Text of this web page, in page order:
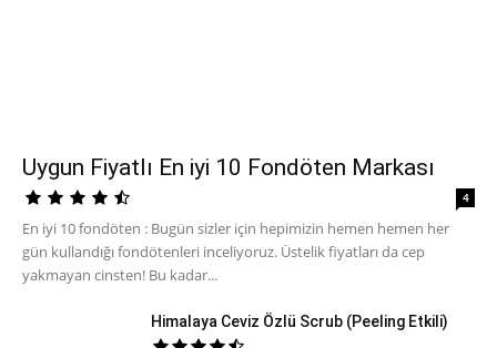
Uygun Fiyatlı En iyi 10 Fondöten Markası
4
En iyi 10 fondöten : Bugün sizler için hepimizin hemen hemen her
gün kullandığı fondötenleri inceliyoruz. Üstelik fiyatları da cep
yakmayan cinsten! Bu kadar...
Himalaya Ceviz Özlü Scrub (Peeling Etkili)